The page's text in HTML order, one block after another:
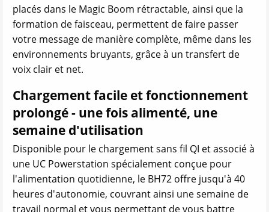
placés dans le Magic Boom rétractable, ainsi que la
formation de faisceau, permettent de faire passer
votre message de manière complète, même dans les
environnements bruyants, grâce à un transfert de
voix clair et net.
Chargement facile et fonctionnement
prolongé - une fois alimenté, une
semaine d'utilisation
Disponible pour le chargement sans fil QI et associé à
une UC Powerstation spécialement conçue pour
l'alimentation quotidienne, le BH72 offre jusqu'à 40
heures d'autonomie, couvrant ainsi une semaine de
travail normal et vous permettant de vous battre